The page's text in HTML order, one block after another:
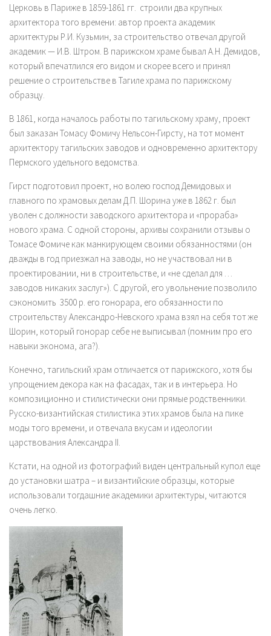
Церковь в Париже в 1859-1861 гг. строили два крупных
архитектора того времени: автор проекта академик
архитектуры Р.И. Кузьмин, за строительство отвечал другой
академик — И.В. Штром. В парижском храме бывал А.Н. Демидов,
который впечатлился его видом и скорее всего и принял
решение о строительстве в Тагиле храма по парижскому
образцу.
В 1861, когда началось работы по тагильскому храму, проект
был заказан Томасу Фомичу Нельсон-Гирсту, на тот момент
архитектору тагильских заводов и одновременно архитектору
Пермского удельного ведомства.
Гирст подготовил проект, но волею господ Демидовых и
главного по храмовых делам Д.П. Шорина уже в 1862 г. был
уволен с должности заводского архитектора и «прораба»
нового храма. С одной стороны, архивы сохранили отзывы о
Томасе Фомиче как манкирующем своими обязанностями (он
дважды в год приезжал на заводы, но не участвовал ни в
проектировании, ни в строительстве, и «не сделал для …
заводов никаких заслуг»). С другой, его увольнение позволило
сэкономить 3500 р. его гонорара, его обязанности по
строительству Александро-Невского храма взял на себя тот же
Шорин, который гонорар себе не выписывал (помним про его
навыки эконома, ага?).
Конечно, тагильский храм отличается от парижского, хотя бы
упрощением декора как на фасадах, так и в интерьера. Но
композиционно и стилистически они прямые родственники.
Русско-византийская стилистика этих храмов была на пике
моды того времени, и отвечала вкусам и идеологии
царствования Александра II.
Кстати, на одной из фотографий виден центральный купол еще
до установки шатра – и византийские образцы, которые
использовали тогдашние академики архитектуры, читаются
очень легко.